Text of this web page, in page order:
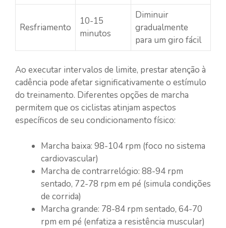
Resfriamento
10-15
minutos
Diminuir
gradualmente
para um giro fácil
Ao executar intervalos de limite, prestar atenção à
cadência pode afetar significativamente o estímulo
do treinamento. Diferentes opções de marcha
permitem que os ciclistas atinjam aspectos
específicos de seu condicionamento físico:
Marcha baixa: 98-104 rpm (foco no sistema
cardiovascular)
Marcha de contrarrelógio: 88-94 rpm
sentado, 72-78 rpm em pé (simula condições
de corrida)
Marcha grande: 78-84 rpm sentado, 64-70
rpm em pé (enfatiza a resistência muscular)